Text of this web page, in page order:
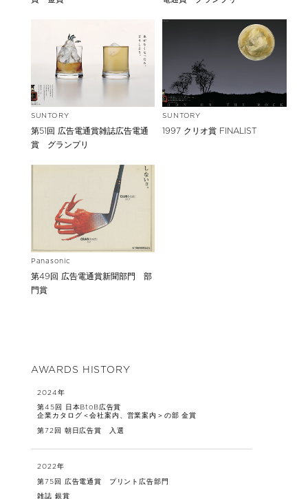
SUNTORY
第51回 広告電通賞雑誌広告電通
賞 グランプリ
SUNTORY
1997 クリオ賞 FINALIST
Panasonic
第49回 広告電通賞新聞部門 部
門賞
AWARDS HISTORY
2024年
第45回 日本BtoB広告賞
企業カタログ＜会社案内、営業案内＞の部 金賞
第72回 朝日広告賞 入選
2022年
第75回 広告電通賞 プリント広告部門
雑誌 銀賞